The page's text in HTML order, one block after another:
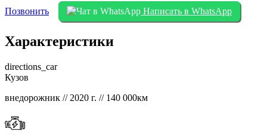
Позвонить Написать в WhatsApp
Характеристики
directions_car
Кузов
внедорожник // 2020 г. // 140 000км